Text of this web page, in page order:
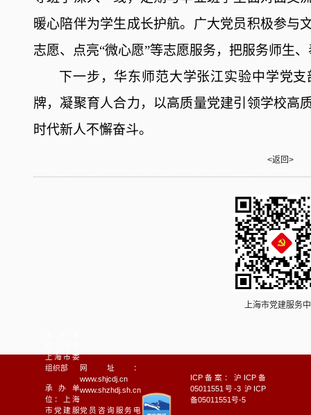
暖心陪伴为学生成长护航。广大党员积极参与
志愿、点亮“微心愿”等志愿服务，把服务师生
下一步，华东师范大学张江实验中学党
牌，凝聚育人合力，以高质量党建引领学校高
时代新人不懈奋斗。
<返回>
上海市党建服务
上海市委
组织部
承办单
位：上海
市党建服
网址：
www.shjcdj.cn
www.shzhdj.sh.cn
党员咨询服务电
ICP备案：沪ICP备
05011551号-3 沪ICP
备05011551号-5